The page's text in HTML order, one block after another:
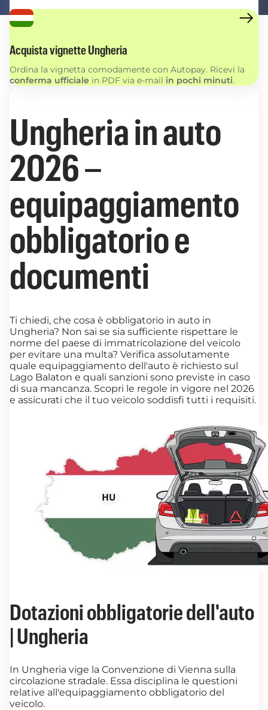
Acquista vignette Ungheria
Ordina la vignetta comodamente con Autopay. Ricevi la
conferma ufficiale in PDF via e-mail in pochi minuti.
Ungheria in auto
2026 –
equipaggiamento
obbligatorio e
documenti
Ti chiedi, che cosa è obbligatorio in auto in
Ungheria? Non sai se sia sufficiente rispettare le
norme del paese di immatricolazione del veicolo
per evitare una multa? Verifica assolutamente
quale equipaggiamento dell'auto è richiesto sul
Lago Balaton e quali sanzioni sono previste in caso
di sua mancanza. Scopri le regole in vigore nel 2026
e assicurati che il tuo veicolo soddisfi tutti i requisiti.
Dotazioni obbligatorie dell'auto
| Ungheria
In Ungheria vige la Convenzione di Vienna sulla
circolazione stradale. Essa disciplina le questioni
relative all'equipaggiamento obbligatorio del
veicolo.